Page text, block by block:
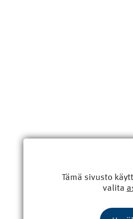
Tämä sivusto
valita